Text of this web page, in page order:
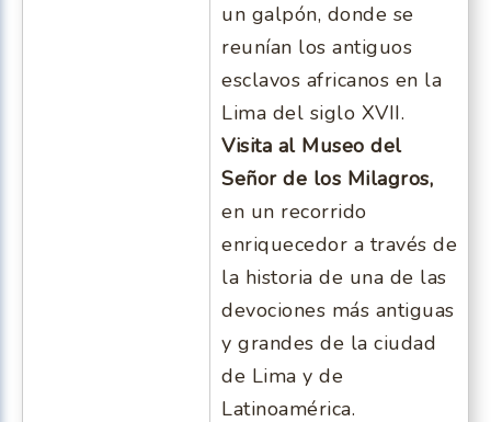
un galpón, donde se
reunían los antiguos
esclavos africanos en la
Lima del siglo XVII.
Visita al Museo del
Señor de los Milagros,
en un recorrido
enriquecedor a través de
la historia de una de las
devociones más antiguas
y grandes de la ciudad
de Lima y de
Latinoamérica.